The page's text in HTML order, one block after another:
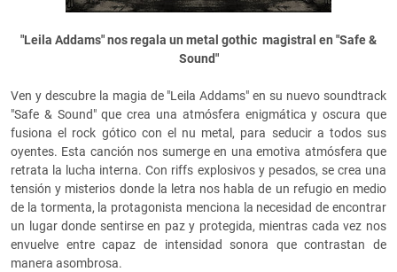
"Leila Addams" nos regala un metal gothic magistral en "Safe &
Sound"
Ven y descubre la magia de "Leila Addams" en su nuevo soundtrack
"Safe & Sound" que crea una atmósfera enigmática y oscura que
fusiona el rock gótico con el nu metal, para seducir a todos sus
oyentes. Esta canción nos sumerge en una emotiva atmósfera que
retrata la lucha interna. Con riffs explosivos y pesados, se crea una
tensión y misterios donde la letra nos habla de un refugio en medio
de la tormenta, la protagonista menciona la necesidad de encontrar
un lugar donde sentirse en paz y protegida, mientras cada vez nos
envuelve entre capaz de intensidad sonora que contrastan de
manera asombrosa.